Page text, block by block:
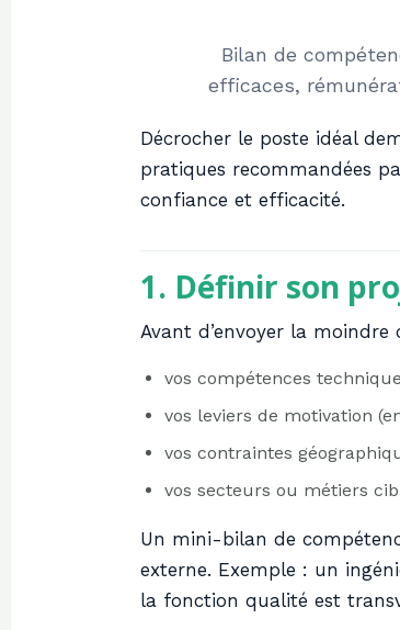
Bilan de
efficaces,
Décrocher le poste idéal
pratiques recommandées
confiance et efficacité.
1. Définir son
Avant d’envoyer la
vos compétences
vos leviers de motivation
vos contraintes
vos secteurs ou métiers
Un mini-bilan de
externe. Exemple : un
la fonction qualité est